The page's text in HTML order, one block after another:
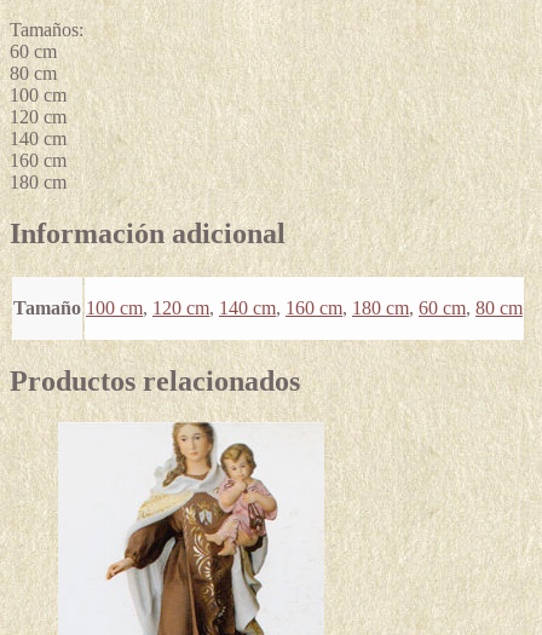
Tamaños:
60 cm
80 cm
100 cm
120 cm
140 cm
160 cm
180 cm
Información adicional
Tamaño 100 cm, 120 cm, 140 cm, 160 cm, 180 cm, 60 cm, 80 cm
Productos relacionados